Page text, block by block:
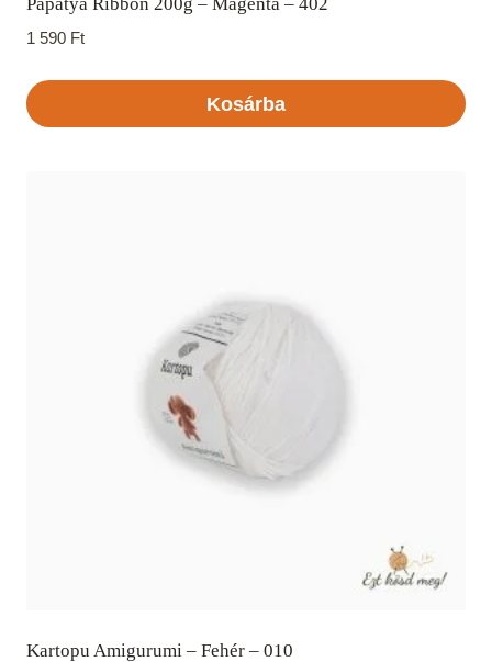
1 590 Ft
Kosárba
Kartopu Amigurumi – Fehér – 010